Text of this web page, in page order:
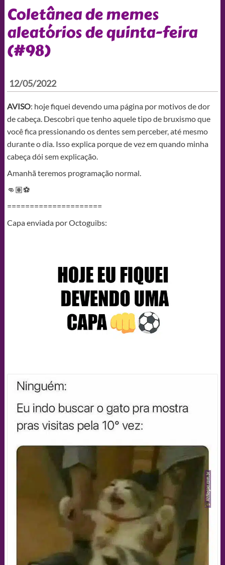
Coletânea de memes
aleatórios de quinta-feira
(#98)
12/05/2022
AVISO: hoje fiquei devendo uma página por motivos de dor
de cabeça. Descobri que tenho aquele tipo de bruxismo que
você fica pressionando os dentes sem perceber, até mesmo
durante o dia. Isso explica porque de vez em quando minha
cabeça dói sem explicação.
Amanhã teremos programação normal.
👊🏽⚽
=====================
Capa enviada por Octoguibs: